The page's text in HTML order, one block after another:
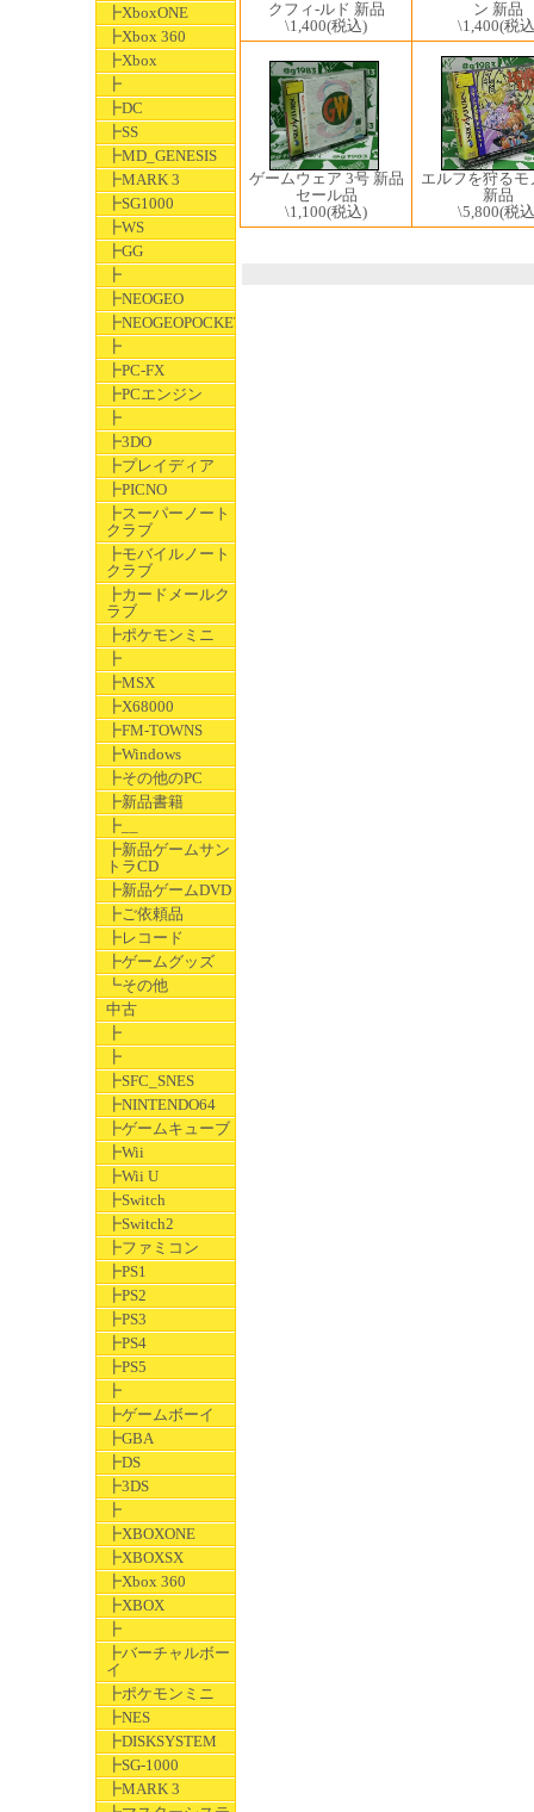
┣XboxONE
┣Xbox 360
┣Xbox
┣
┣DC
┣SS
┣MD_GENESIS
┣MARK 3
┣SG1000
┣WS
┣GG
┣
┣NEOGEO
┣NEOGEOPOCKET
┣
┣PC-FX
┣PCエンジン
┣
┣3DO
┣プレイディア
┣PICNO
┣スーパーノート
クラブ
┣モバイルノート
クラブ
┣カードメールク
ラブ
┣ポケモンミニ
┣
┣MSX
┣X68000
┣FM-TOWNS
┣Windows
┣その他のPC
┣新品書籍
┣__
┣新品ゲームサン
トラCD
┣新品ゲームDVD
┣ご依頼品
┣レコード
┣ゲームグッズ
┗その他
中古
┣
┣
┣SFC_SNES
┣NINTENDO64
┣ゲームキューブ
┣Wii
┣Wii U
┣Switch
┣Switch2
┣ファミコン
┣PS1
┣PS2
┣PS3
┣PS4
┣PS5
┣
┣ゲームボーイ
┣GBA
┣DS
┣3DS
┣
┣XBOXONE
┣XBOXSX
┣Xbox 360
┣XBOX
┣
┣バーチャルボー
イ
┣ポケモンミニ
┣NES
┣DISKSYSTEM
┣SG-1000
┣MARK 3
クフィ-ルド 新品
\1,400(税込)
ン 新品
\1,400(税
ゲームウェア 3号 新品
セール品
\1,100(税込)
エルフを狩るモ
新品
\5,800(税